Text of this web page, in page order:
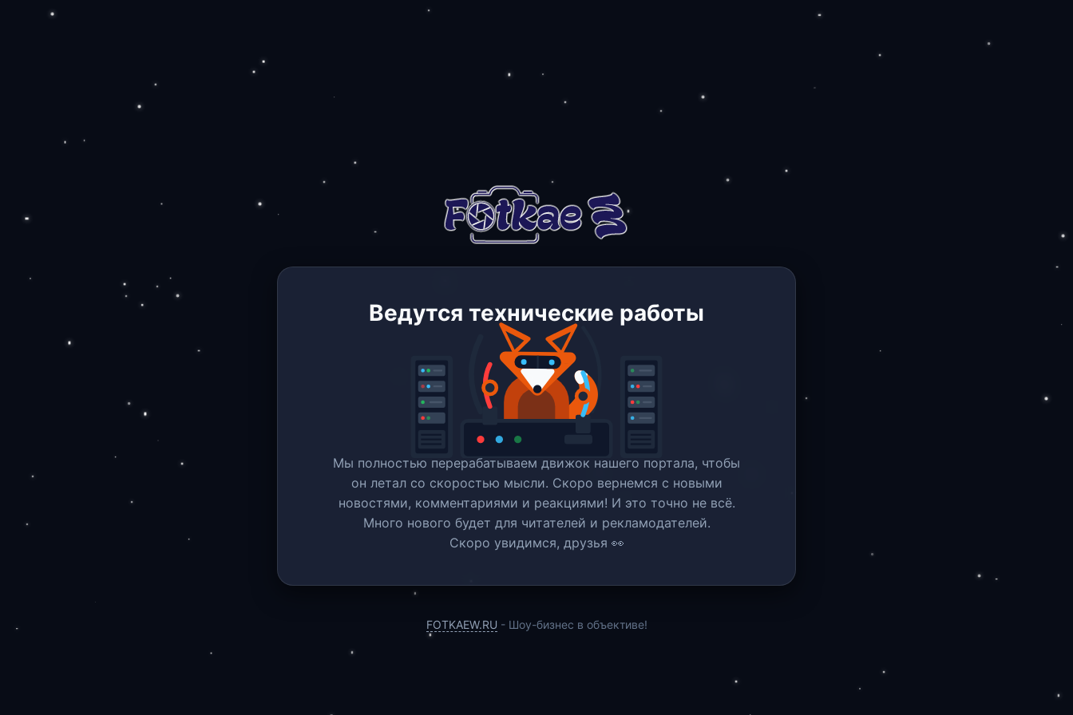
Ведутся технические работы
Мы полностью перерабатываем движок нашего портала, чтобы
он летал со скоростью мысли. Скоро вернемся c новыми
новостями, комментариями и реакциями! И это точно не всё.
Много нового будет для читателей и рекламодателей.
Скоро увидимся, друзья 👀
FOTKAEW.RU - Шоу-бизнес в объективе!